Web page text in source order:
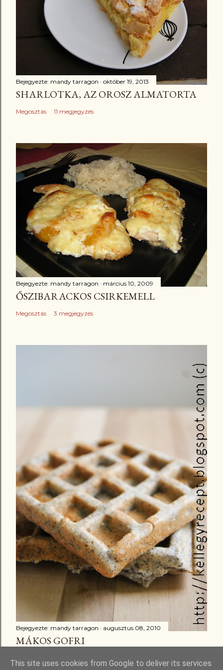
Bejegyezte: mandy tarragon október 19, 2013
SHARLOTKA, AZ OROSZ ALMATORTA
Megosztás 11 megjegyzés
Bejegyezte: mandy tarragon március 10, 2009
ŐSZIBARACKOS CSIRKEMELL
Megosztás 3 megjegyzés
Bejegyezte: mandy tarragon augusztus 08, 2010
MÁKOS GOFRI
This site uses cookies from Google to deliver its services